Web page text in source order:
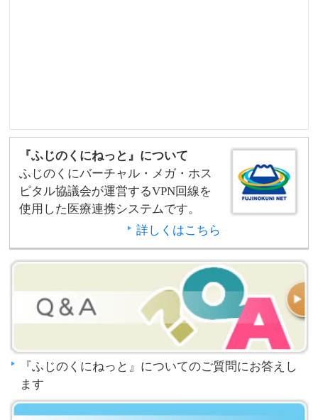
『ふじのくにねっと』について
ふじのくにバーチャル・メガ・ホス
ピタル協議会が運営するVPN回線を
使用した医療連携システムです。
詳しくはこちら
『ふじのくにねっと』についてのご質問にお答えし
ます